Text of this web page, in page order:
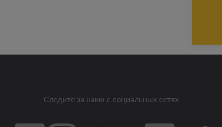
Следите за нами с социальных сетях